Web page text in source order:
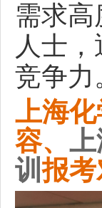
需求
人士
竞争力
上海
容、
训报